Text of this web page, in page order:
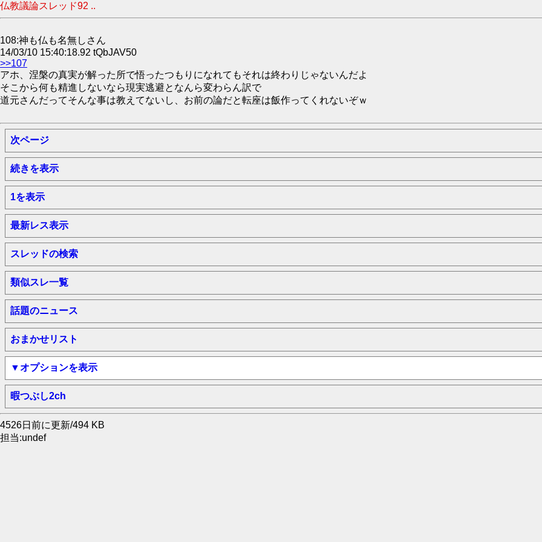
仏教議論スレッド92 ..
108:神も仏も名無しさん
14/03/10 15:40:18.92 tQbJAV50
>>107
アホ、涅槃の真実が解った所で悟ったつもりになれてもそれは終わりじゃないんだよ
そこから何も精進しないなら現実逃避となんら変わらん訳で
道元さんだってそんな事は教えてないし、お前の論だと転座は飯作ってくれないぞｗ
次ページ
続きを表示
1を表示
最新レス表示
スレッドの検索
類似スレ一覧
話題のニュース
おまかせリスト
▼オプションを表示
暇つぶし2ch
4526日前に更新/494 KB
担当:undef